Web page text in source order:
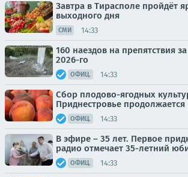
Завтра в Тирасполе пройдёт
выходного дня
СМИ 14:33
160 наездов на препятствия
2026-го
ОФИЦ. 14:33
Сбор плодово-ягодных
Приднестровье продолжается
ОФИЦ. 14:33
В эфире – 35 лет. Первое
радио отмечает 35-летний
ОФИЦ. 14:33